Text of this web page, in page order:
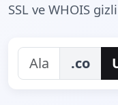
SSL ve WHOIS
.co